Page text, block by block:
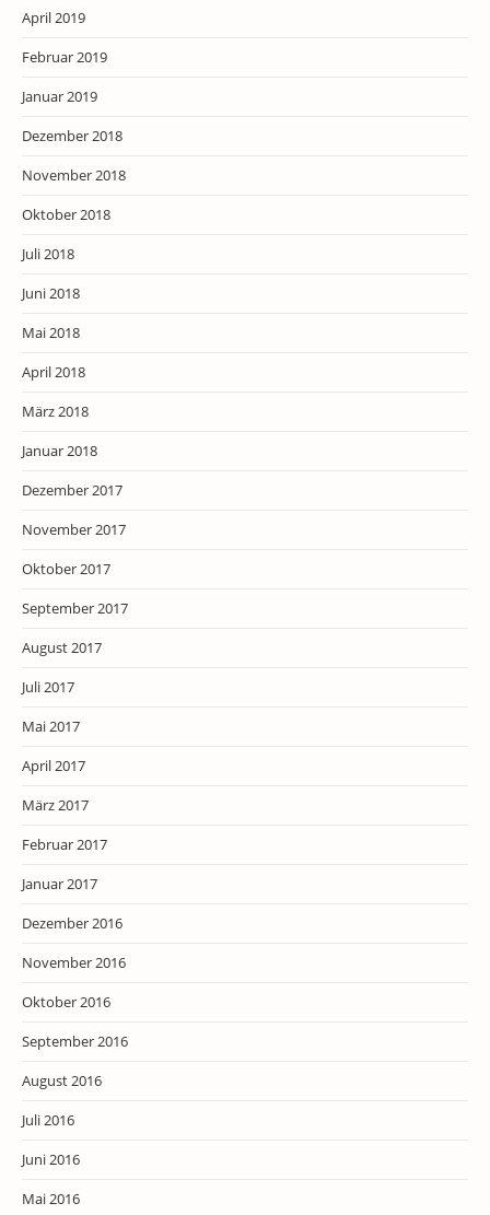
April 2019
Februar 2019
Januar 2019
Dezember 2018
November 2018
Oktober 2018
Juli 2018
Juni 2018
Mai 2018
April 2018
März 2018
Januar 2018
Dezember 2017
November 2017
Oktober 2017
September 2017
August 2017
Juli 2017
Mai 2017
April 2017
März 2017
Februar 2017
Januar 2017
Dezember 2016
November 2016
Oktober 2016
September 2016
August 2016
Juli 2016
Juni 2016
Mai 2016